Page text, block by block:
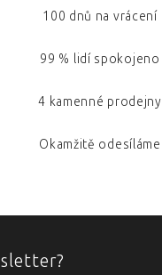
100 dnů na vrácení
99 % lidí spokojeno
4 kamenné prodejny
Okamžitě odesíláme